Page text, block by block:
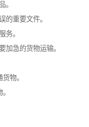
。
的重要文件。
务。
加急的货物运输。
物。